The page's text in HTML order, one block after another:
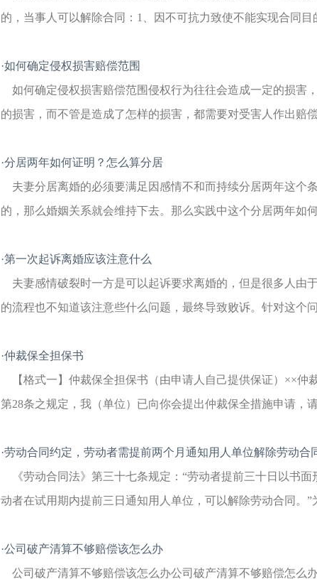
的，当事人可以解除合同：1、因不可抗力致使不能实现合同
·如何确定侵权损害赔偿范围
如何确定侵权损害赔偿范围侵权行为往往会造成一定的损害
的损害，而不管是造成了怎样的损害，都需要对受害人作出赔
·分居两年如何证明？怎么算分居
夫妻分居离婚的必须要满足因感情不和而持续分居两年这个
的，那么婚姻关系就会维持下去。那么实践中这个分居两年如
·第一次起诉离婚应该注意什么
夫妻感情破裂时一方是可以起诉要求离婚的，但是很多人由
的流程也不知道该注意些什么问题，最终导致败诉。针对这个
·仲裁保全担保书
【格式一】仲裁保全担保书（由申请人自己提供保证）××仲
第28条之规定，我（单位）已向你会提出仲裁保全措施申请，
·劳动合同约定，劳动者需提前两个月通知用人单位解除劳动合
《劳动合同法》第三十七条规定：“劳动者提前三十日以书
动者在试用期内提前三日通知用人单位，可以解除劳动合同。
·公司破产清算不够赔偿该怎么办
公司破产清算不够赔偿该怎么办公司破产清算不够赔偿怎么